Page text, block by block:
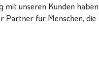
mit unseren Kunden haben
Partner für Menschen, die